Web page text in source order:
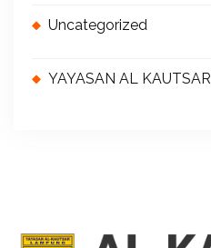
Uncategorized
YAYASAN AL KAUTSAR